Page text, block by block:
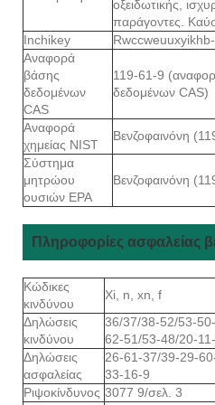
οξειδωτικής,
παράγοντες.
Inchikey
Αναφορά
βάσης
δεδομένων
CAS
119-61-9
δεδομένων CAS)
Αναφορά
χημείας NIST
Βενζοφαινόνη
Σύστημα
μητρώου
ουσιών EPA
Βενζοφαινόνη
Πληροφορίες ασφαλείας
Κώδικες
κινδύνου
Xi, n, xn, f
Δηλώσεις
κινδύνου
36/37/38-52/53-
62-51/53-48/20-
Δηλώσεις
ασφαλείας
26-61-37/39-29-
33-16-9
Ριψοκίνδυνος 3077 9/σελ. 3